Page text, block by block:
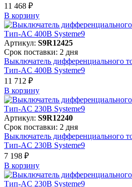
11 468 ₽
В корзинy
Артикул: S9R12425
Срок поставки: 2 дня
Выключатель дифференциального
Тип-AC 400В Systeme9
11 712 ₽
В корзинy
Артикул: S9R12240
Срок поставки: 2 дня
Выключатель дифференциального
Тип-AC 230В Systeme9
7 198 ₽
В корзинy